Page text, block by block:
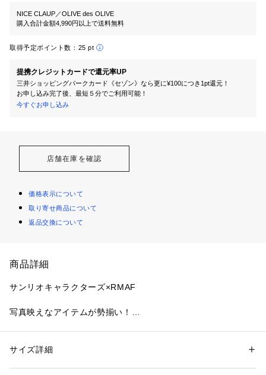
NICE CLAUP／OLIVE des OLIVE
購入合計金額4,990円以上で送料無料
取得予定ポイント数： 25 pt
提携クレジットカードで還元率UP
三井ショッピングパークカード《セゾン》なら更に¥100につき1pt還元！
お申し込み完了後、最短５分でご利用可能！
今すぐお申し込み
店舗在庫を確認
価格表示について
取り寄せ商品について
返品交換について
商品詳細
サンリオキャラクターズ×RMAF
写真映えなアイテムが勢揃い！
■ POINT
性別：レディース
素材：コットン100%
サイズ詳細